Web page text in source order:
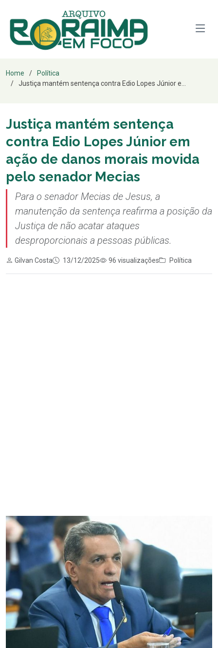
Home
Política
Justiça mantém sentença contra Edio Lopes Júnior e...
Justiça mantém sentença
contra Edio Lopes Júnior em
ação de danos morais movida
pelo senador Mecias
Para o senador Mecias de Jesus, a
manutenção da sentença reafirma a posição da
Justiça de não acatar ataques
desproporcionais a pessoas públicas.
Gilvan Costa 13/12/2025 96 visualizações Política